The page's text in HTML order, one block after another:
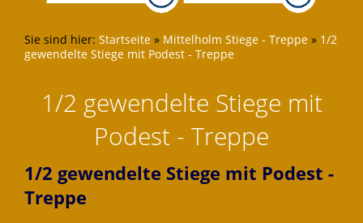
Sie sind hier: Startseite » Mittelholm Stiege - Treppe » 1/2
gewendelte Stiege mit Podest - Treppe
1/2 gewendelte Stiege mit
Podest - Treppe
1/2 gewendelte Stiege mit Podest -
Treppe